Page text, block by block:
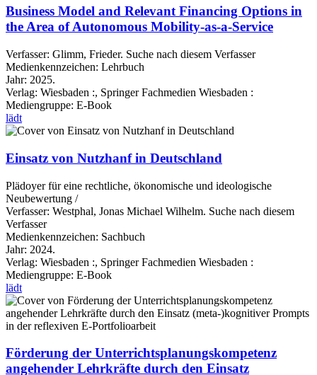
Business Model and Relevant Financing Options in
the Area of Autonomous Mobility-as-a-Service
Verfasser: Glimm, Frieder. Suche nach diesem Verfasser
Medienkennzeichen: Lehrbuch
Jahr: 2025.
Verlag: Wiesbaden :, Springer Fachmedien Wiesbaden :
Mediengruppe: E-Book
lädt
Einsatz von Nutzhanf in Deutschland
Plädoyer für eine rechtliche, ökonomische und ideologische
Neubewertung /
Verfasser: Westphal, Jonas Michael Wilhelm. Suche nach diesem
Verfasser
Medienkennzeichen: Sachbuch
Jahr: 2024.
Verlag: Wiesbaden :, Springer Fachmedien Wiesbaden :
Mediengruppe: E-Book
lädt
Förderung der Unterrichtsplanungskompetenz
angehender Lehrkräfte durch den Einsatz